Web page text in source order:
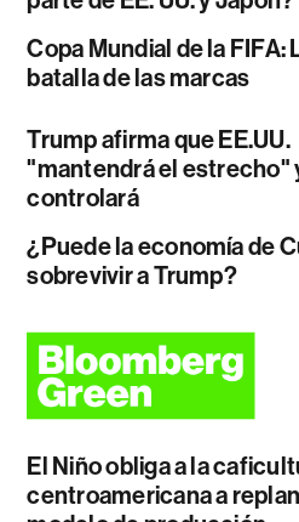
Copa Mundial de la FIFA:
batalla de las marcas
Trump afirma que EE.UU.
"mantendrá el estrecho"
controlará
¿Puede la economía de
sobrevivir a Trump?
El Niño obliga a la
centroamericana a